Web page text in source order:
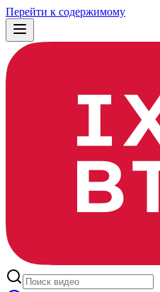
Перейти к содержимому